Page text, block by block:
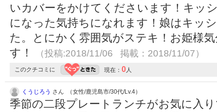
いカバーをかけてくださいます！キッ
になった気持ちになれます！娘はキッ
た。とにかく雰囲気がステキ！お姫様
す！
（投稿:2018/11/06 掲載：2018/11/07）
このクチコミに 現在： 0人
くうじろう さん （女性/鹿児島市/30代/Lv.4）
季節の二段プレートランチがお気に入